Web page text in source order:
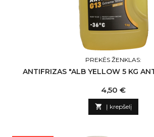
PREKĖS ŽENKLAS:
ANTIFRIZAS "ALB YELLOW 5 KG
Kaina
4,50 €
 Į krepšelį